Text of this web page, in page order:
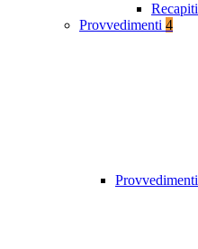
Provvedimenti 4